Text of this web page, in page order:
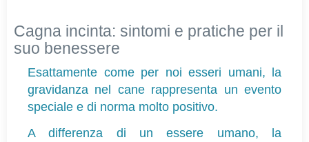
Cagna incinta: sintomi e pratiche per il
suo benessere
Esattamente come per noi esseri umani, la
gravidanza nel cane rappresenta un evento
speciale e di norma molto positivo.
A differenza di un essere umano, la